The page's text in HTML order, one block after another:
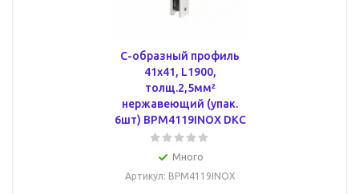
С-образный профиль
41х41, L1900,
толщ.2,5мм²
нержавеющий (упак.
6шт) BPM4119INOX DKC
Много
Артикул: BPM4119INOX